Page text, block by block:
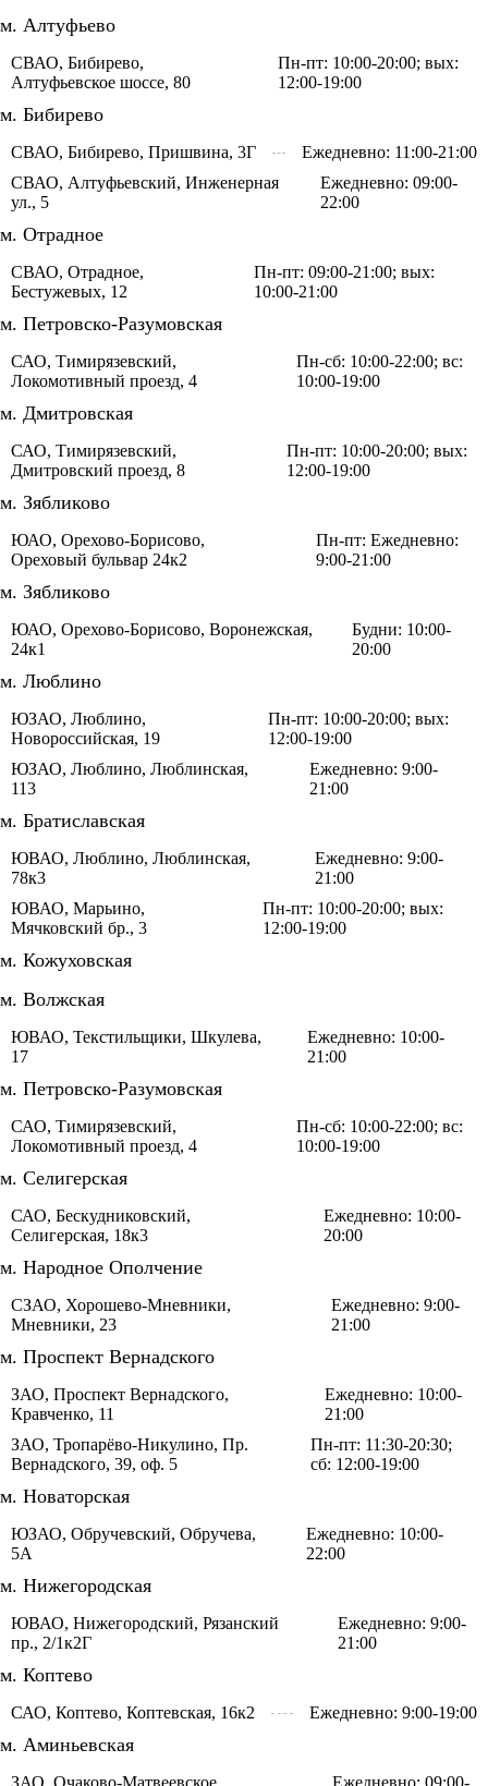
м. Алтуфьево
СВАО, Бибирево,
Алтуфьевское шоссе, 80
Пн-пт: 10:00-20:00; вых:
12:00-19:00
м. Бибирево
СВАО, Бибирево, Пришвина, 3Г
Ежедневно: 11:00-21:00
СВАО, Алтуфьевский, Инженерная
ул., 5
Ежедневно: 09:00-
22:00
м. Отрадное
СВАО, Отрадное,
Бестужевых, 12
Пн-пт: 09:00-21:00; вых:
10:00-21:00
м. Петровско-Разумовская
САО, Тимирязевский,
Локомотивный проезд, 4
Пн-сб: 10:00-22:00; вс:
10:00-19:00
м. Дмитровская
САО, Тимирязевский,
Дмитровский проезд, 8
Пн-пт: 10:00-20:00; вых:
12:00-19:00
м. Зябликово
ЮАО, Орехово-Борисово,
Ореховый бульвар 24к2
Пн-пт: Ежедневно:
9:00-21:00
м. Зябликово
ЮАО, Орехово-Борисово, Воронежская,
24к1
Будни: 10:00-
20:00
м. Люблино
ЮЗАО, Люблино,
Новороссийская, 19
Пн-пт: 10:00-20:00; вых:
12:00-19:00
ЮЗАО, Люблино, Люблинская,
113
Ежедневно: 9:00-
21:00
м. Братиславская
ЮВАО, Люблино, Люблинская,
78к3
Ежедневно: 9:00-
21:00
ЮВАО, Марьино,
Мячковский бр., 3
Пн-пт: 10:00-20:00; вых:
12:00-19:00
м. Кожуховская
м. Волжская
ЮВАО, Текстильщики, Шкулева,
17
Ежедневно: 10:00-
21:00
м. Петровско-Разумовская
САО, Тимирязевский,
Локомотивный проезд, 4
Пн-сб: 10:00-22:00; вс:
10:00-19:00
м. Селигерская
САО, Бескудниковский,
Селигерская, 18к3
Ежедневно: 10:00-
20:00
м. Народное Ополчение
СЗАО, Хорошево-Мневники,
Мневники, 23
Ежедневно: 9:00-
21:00
м. Проспект Вернадского
ЗАО, Проспект Вернадского,
Кравченко, 11
Ежедневно: 10:00-
21:00
ЗАО, Тропарёво-Никулино, Пр.
Вернадского, 39, оф. 5
Пн-пт: 11:30-20:30;
сб: 12:00-19:00
м. Новаторская
ЮЗАО, Обручевский, Обручева,
5А
Ежедневно: 10:00-
22:00
м. Нижегородская
ЮВАО, Нижегородский, Рязанский
пр., 2/1к2Г
Ежедневно: 9:00-
21:00
м. Коптево
САО, Коптево, Коптевская, 16к2 Ежедневно: 9:00-19:00
м. Аминьевская
ЗАО, Очаково-Матвеевское,
Ежедневно: 09:00-